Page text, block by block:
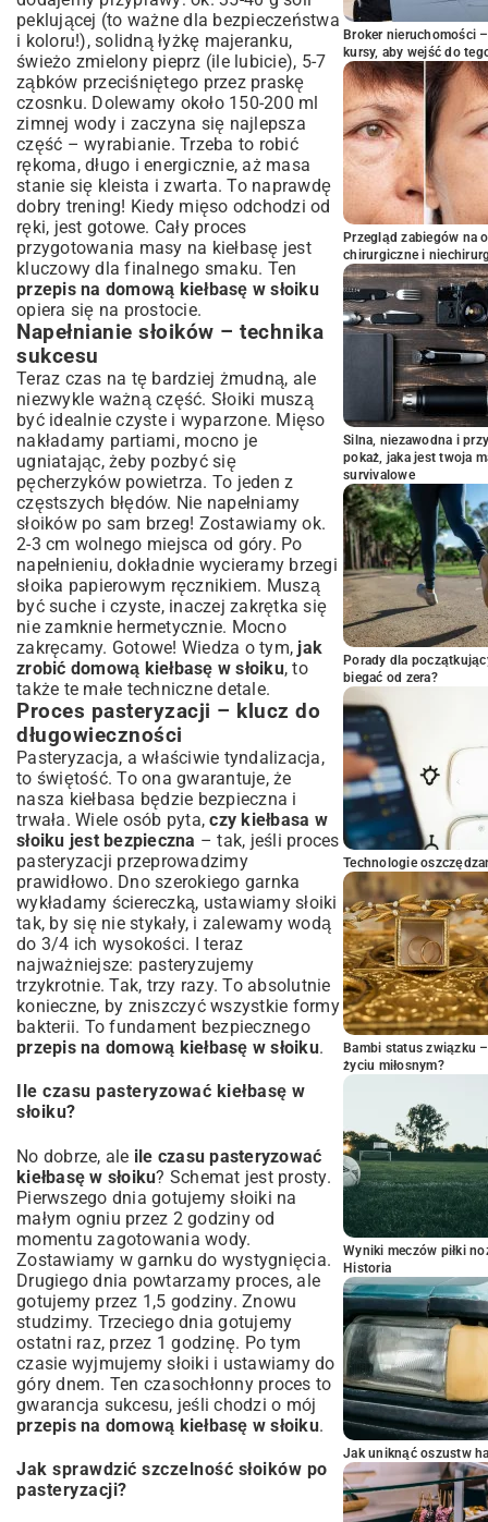
peklującej (to ważne dla bezpieczeństwa
i koloru!), solidną łyżkę majeranku,
świeżo zmielony pieprz (ile lubicie), 5-7
ząbków przeciśniętego przez praskę
czosnku. Dolewamy około 150-200 ml
zimnej wody i zaczyna się najlepsza
część – wyrabianie. Trzeba to robić
rękoma, długo i energicznie, aż masa
stanie się kleista i zwarta. To naprawdę
dobry trening! Kiedy mięso odchodzi od
ręki, jest gotowe. Cały proces
przygotowania masy na kiełbasę jest
kluczowy dla finalnego smaku. Ten
przepis na domową kiełbasę w słoiku
opiera się na prostocie.
Napełnianie słoików – technika
sukcesu
Teraz czas na tę bardziej żmudną, ale
niezwykle ważną część. Słoiki muszą
być idealnie czyste i wyparzone. Mięso
nakładamy partiami, mocno je
ugniatając, żeby pozbyć się
pęcherzyków powietrza. To jeden z
częstszych błędów. Nie napełniamy
słoików po sam brzeg! Zostawiamy ok.
2-3 cm wolnego miejsca od góry. Po
napełnieniu, dokładnie wycieramy brzegi
słoika papierowym ręcznikiem. Muszą
być suche i czyste, inaczej zakrętka się
nie zamknie hermetycznie. Mocno
zakręcamy. Gotowe! Wiedza o tym, jak
zrobić domową kiełbasę w słoiku, to
także te małe techniczne detale.
Proces pasteryzacji – klucz do
długowieczności
Pasteryzacja, a właściwie tyndalizacja,
to świętość. To ona gwarantuje, że
nasza kiełbasa będzie bezpieczna i
trwała. Wiele osób pyta,czy kiełbasa w
słoiku jest bezpieczna – tak, jeśli proces
pasteryzacji przeprowadzimy
prawidłowo. Dno szerokiego garnka
wykładamy ściereczką, ustawiamy słoiki
tak, by się nie stykały, i zalewamy wodą
do 3/4 ich wysokości. I teraz
najważniejsze: pasteryzujemy
trzykrotnie. Tak, trzy razy. To absolutnie
konieczne, by zniszczyć wszystkie formy
bakterii. To fundament bezpiecznego
przepis na domową kiełbasę w słoiku.
Ile czasu pasteryzować kiełbasę w
słoiku?
No dobrze, ale ile czasu pasteryzować
kiełbasę w słoiku? Schemat jest prosty.
Pierwszego dnia gotujemy słoiki na
małym ogniu przez 2 godziny od
momentu zagotowania wody.
Zostawiamy w garnku do wystygnięcia.
Drugiego dnia powtarzamy proces, ale
gotujemy przez 1,5 godziny. Znowu
studzimy. Trzeciego dnia gotujemy
ostatni raz, przez 1 godzinę. Po tym
czasie wyjmujemy słoiki i ustawiamy do
góry dnem. Ten czasochłonny proces to
gwarancja sukcesu, jeśli chodzi o mój
przepis na domową kiełbasę w słoiku.
Jak sprawdzić szczelność słoików po
pasteryzacji?
Broker nieruchomości
kursy, aby wejść do
Przegląd zabiegów na
chirurgiczne i
Silna, niezawodna i
pokaż, jaka jest twoja
survivalowe
Porady dla
biegać od zera?
Technologie
Bambi status związku
życiu miłosnym?
Wyniki meczów piłki
Historia
Jak uniknąć oszustw